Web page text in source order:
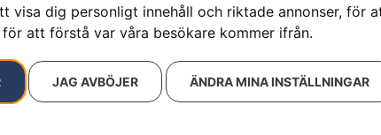
visa dig personligt innehåll och riktade annonser, för
att förstå var våra besökare kommer ifrån.
JAG AVBÖJER ÄNDRA MINA INSTÄLLNINGAR